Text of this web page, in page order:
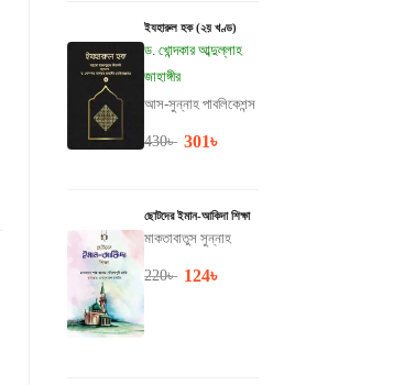
ইযহারুল হক (২য় খণ্ড)
ড. খোন্দকার আব্দুল্লাহ
জাহাঙ্গীর
আস-সুন্নাহ পাবলিকেশন্স
430৳ 301৳
ছোটদের ইমান-আকিদা শিক্ষা
মাকতাবাতুস সুন্নাহ
220৳ 124৳